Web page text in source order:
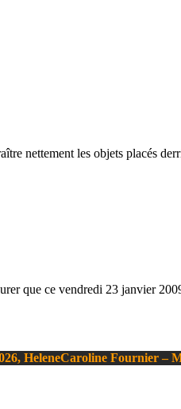
nettement les objets placés
que ce vendredi 23 janvier
HeleneCaroline Fournier –